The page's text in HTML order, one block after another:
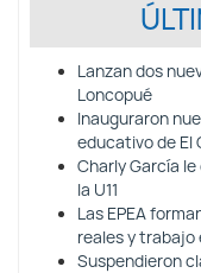
Lanzan dos
Loncopué
Inauguraron
educativo de El
Charly García
la U11
Las EPEA
reales y trabajo
Suspendieron